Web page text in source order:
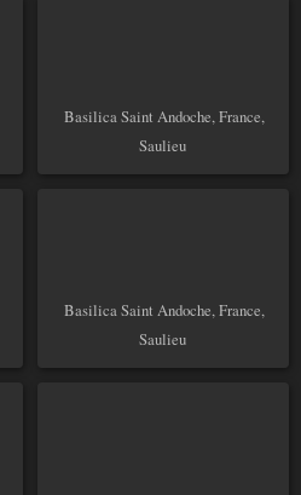
Basilica Saint Andoche, France,
Saulieu
Basilica Saint Andoche, France,
Saulieu